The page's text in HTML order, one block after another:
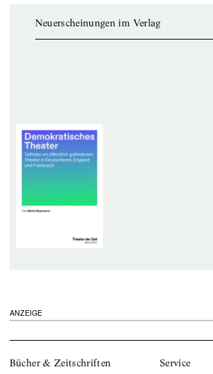
Neuerscheinungen im Verlag
ANZEIGE
Bücher & Zeitschriften Service